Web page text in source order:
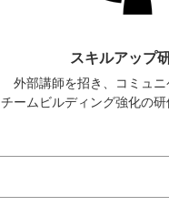
スキルアップ
外部講師を招き、コミュ
チームビルディング強化の研